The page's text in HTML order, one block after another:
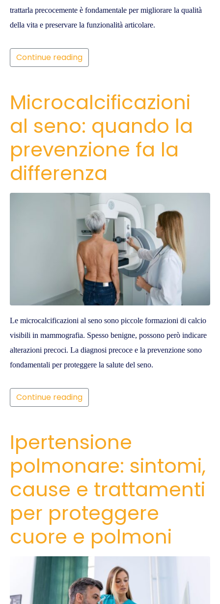
trattarla precocemente è fondamentale per migliorare la qualità
della vita e preservare la funzionalità articolare.
Continue reading
Microcalcificazioni
al seno: quando la
prevenzione fa la
differenza
Le microcalcificazioni al seno sono piccole formazioni di calcio
visibili in mammografia. Spesso benigne, possono però indicare
alterazioni precoci. La diagnosi precoce e la prevenzione sono
fondamentali per proteggere la salute del seno.
Continue reading
Ipertensione
polmonare: sintomi,
cause e trattamenti
per proteggere
cuore e polmoni